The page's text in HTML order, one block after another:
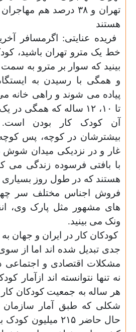
تهران و ۳۸ درصد هم
هستند
فریده عنایتی: اگرمسافر
خط یک مترو تهران باشید،
بینید که سوار بر مترو به
و همگی با رسیدن به
تا ۱۰، ۱۲ ساله که همگی
آن کودک کار بودن است.
بیشترشان در کوچه، پس
غار و در نزدیکی میدان شوش
با بافتی فرسوده زندگی می
هستند که در طول روز بسیاری
فروش اجناس مختلف سر
های مشهور مثل پارک وی،
ونک می بینید.
کودکان کار در ایران و جهان
جدی تبدیل شده اند اما از
مشکلات اقتصادی و اجتماعی
نه تنها نتوانسته اند ازآمار
هر ساله به جمعیت کودکان
شکلی که طبق آمار سازمان